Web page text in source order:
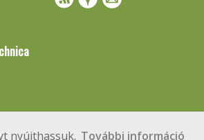
nyújthassuk. További információ
Copyright © 2020 BME Építőmérnöki Kar